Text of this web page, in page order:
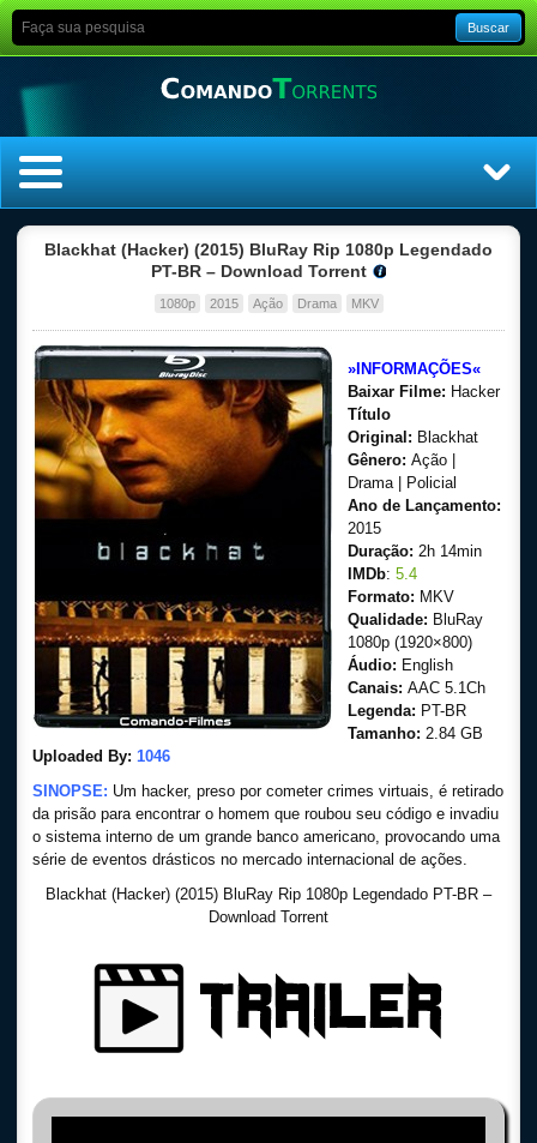
Buscar
Top Séries
Filmes
Dublado
Blackhat (Hacker) (2015) BluRay Rip 1080p Legendado
PT-BR – Download Torrent
1080p 2015 Ação Drama MKV
»INFORMAÇÕES«
Baixar Filme: Hacker
Título
Original: Blackhat
Gênero: Ação |
Drama | Policial
Ano de Lançamento:
2015
Duração: 2h 14min
IMDb: 5.4
Formato: MKV
Qualidade: BluRay
1080p (1920×800)
Áudio: English
Canais: AAC 5.1Ch
Legenda: PT-BR
Tamanho: 2.84 GB
Uploaded By: 1046
SINOPSE: Um hacker, preso por cometer crimes virtuais, é retirado
da prisão para encontrar o homem que roubou seu código e invadiu
o sistema interno de um grande banco americano, provocando uma
série de eventos drásticos no mercado internacional de ações.
Blackhat (Hacker) (2015) BluRay Rip 1080p Legendado PT-BR –
Download Torrent